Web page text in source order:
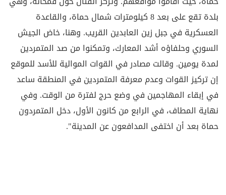
بلدة تقع على بعد 8 كيلومترات شمال حماة، والقاعدة
العسكرية في جبل زين العابدين القريب. وهنا، خاض الجيش
السوري وحلفاؤه أشد المعارك، وتمكنوا من صد المتمردين
لمدة يومين. وقالت مصادر في القوات الموالية للأسد للموقع
إن تركيز القوات وعدم معرفة المتمردين في المنطقة ساعد
في إبقاء المهاجمين في وضع حرج لفترة من الوقت. وفي
نهاية المطاف، في الرابع من كانون الأول، دخل المتمردون
حماة بعد أن اختفى المدافعون عن المدينة".